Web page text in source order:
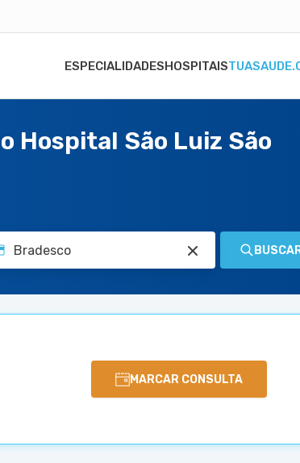
ESPECIALIDADESHOSPITAIS
Hospital São Luiz São
MARCAR CONSULTA